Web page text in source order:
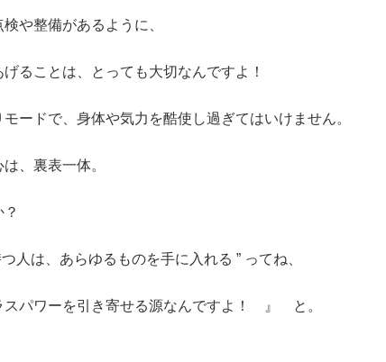
や整備があるように、
ことは、とっても大切なんですよ！
ードで、身体や気力を酷使し過ぎてはいけません。
、裏表一体。
は、あらゆるものを手に入れる ” ってね、
パワーを引き寄せる源なんですよ！ 』 と。